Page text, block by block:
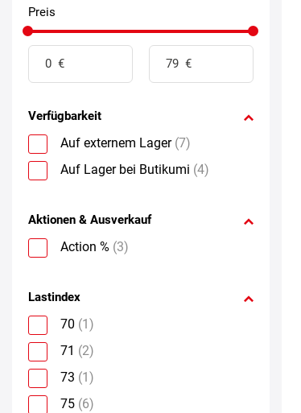
Preis
Verfügbarkeit
Auf externem Lager (7)
Auf Lager bei Butikumi (4)
Aktionen & Ausverkauf
Action % (3)
Lastindex
70 (1)
71 (2)
73 (1)
75 (6)